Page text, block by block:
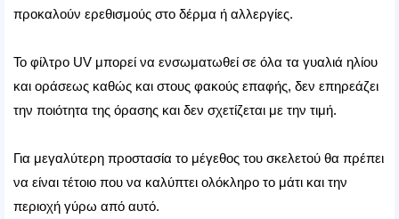
προκαλούν ερεθισμούς στο δέρμα ή αλλεργίες.
Το φίλτρο UV μπορεί να ενσωματωθεί σε όλα τα γυαλιά ηλίου
και οράσεως καθώς και στους φακούς επαφής, δεν επηρεάζει
την ποιότητα της όρασης και δεν σχετίζεται με την τιμή.
Για μεγαλύτερη προστασία το μέγεθος του σκελετού θα πρέπει
να είναι τέτοιο που να καλύπτει ολόκληρο το μάτι και την
περιοχή γύρω από αυτό.